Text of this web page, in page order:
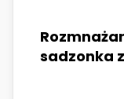
sadzonka